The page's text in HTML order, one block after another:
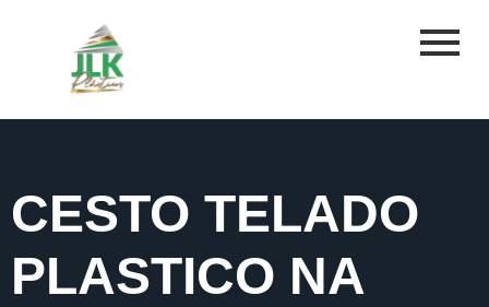
CESTO TELADO
PLASTICO NA